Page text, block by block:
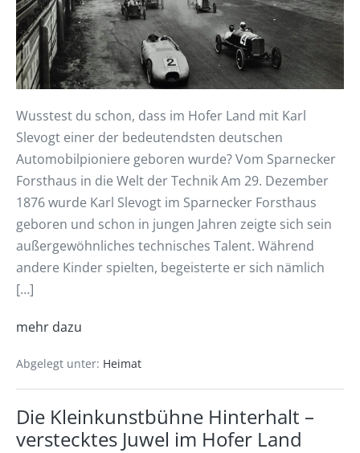
Wusstest du schon, dass im Hofer Land mit Karl
Slevogt einer der bedeutendsten deutschen
Automobilpioniere geboren wurde? Vom Sparnecker
Forsthaus in die Welt der Technik Am 29. Dezember
1876 wurde Karl Slevogt im Sparnecker Forsthaus
geboren und schon in jungen Jahren zeigte sich sein
außergewöhnliches technisches Talent. Während
andere Kinder spielten, begeisterte er sich nämlich
[…]
mehr dazu
Abgelegt unter: Heimat
Die Kleinkunstbühne Hinterhalt –
verstecktes Juwel im Hofer Land